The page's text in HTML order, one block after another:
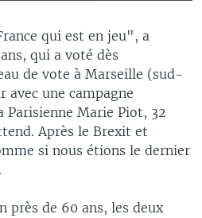
qui est en jeu", a
qui a voté dès
de vote à Marseille (sud-
une campagne
Marie Piot, 32
Après le Brexit et
si nous étions le dernier
près de 60 ans, les deux